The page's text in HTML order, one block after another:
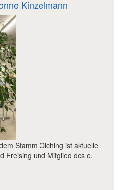
Kinzelmann
Stamm Olching ist aktuelle
Freising und Mitglied des e.